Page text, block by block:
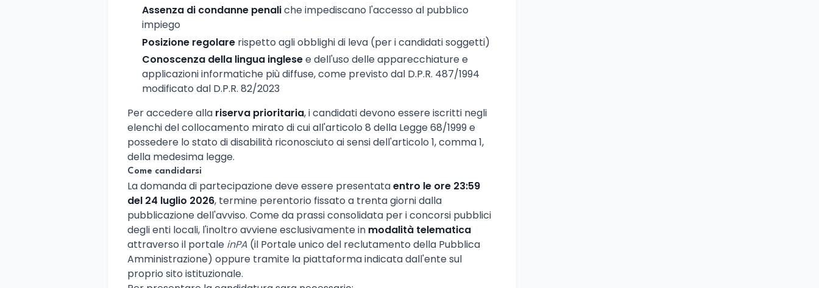
Assenza di condanne penaliche impediscano l'accesso al pubblico
impiego
Posizione regolare rispetto agli obblighi di leva (per i candidati soggetti)
Conoscenza della lingua inglesee dell'uso delle apparecchiature e
applicazioni informatiche più diffuse, come previsto dal D.P.R. 487/1994
modificato dal D.P.R. 82/2023
Per accedere alla riserva prioritaria, i candidati devono essere iscritti negli
elenchi del collocamento mirato di cui all'articolo 8 della Legge 68/1999 e
possedere lo stato di disabilità riconosciuto ai sensi dell'articolo 1, comma 1,
della medesima legge.
Come candidarsi
La domanda di partecipazione deve essere presentataentro le ore 23:59
del 24 luglio 2026, termine perentorio fissato a trenta giorni dalla
pubblicazione dell'avviso. Come da prassi consolidata per i concorsi pubblici
degli enti locali, l'inoltro avviene esclusivamente in modalità telematica
attraverso il portale inPA (il Portale unico del reclutamento della Pubblica
Amministrazione) oppure tramite la piattaforma indicata dall'ente sul
proprio sito istituzionale.